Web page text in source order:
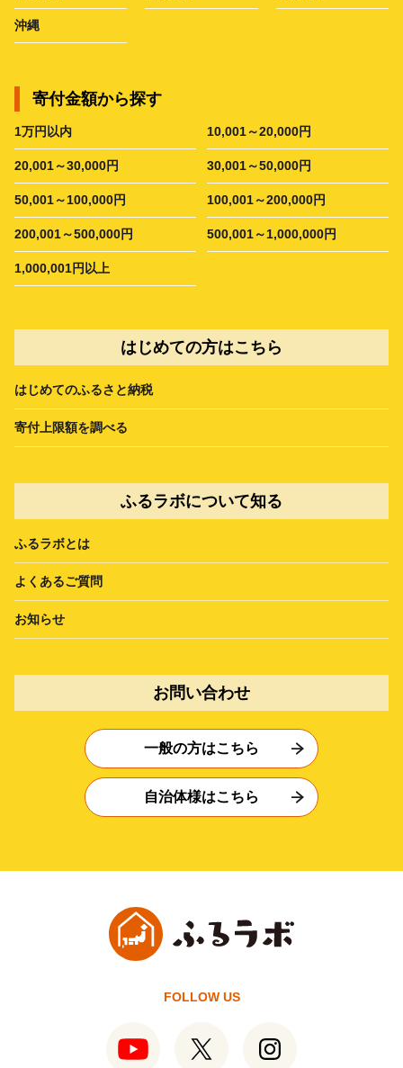
沖縄
寄付金額から探す
1万円以内 10,001～20,000円
20,001～30,000円 30,001～50,000円
50,001～100,000円 100,001～200,000円
200,001～500,000円 500,001～1,000,000円
1,000,001円以上
はじめての方はこちら
はじめてのふるさと納税
寄付上限額を調べる
ふるラボについて知る
ふるラボとは
よくあるご質問
お知らせ
お問い合わせ
一般の方はこちら
自治体様はこちら
FOLLOW US